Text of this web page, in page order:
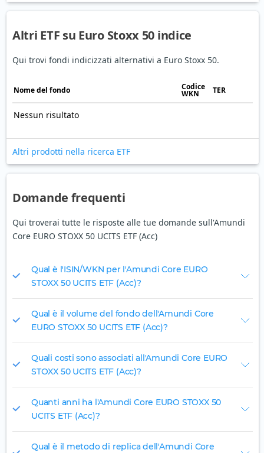
Altri ETF su Euro Stoxx 50 indice
Qui trovi fondi indicizzati alternativi a Euro Stoxx 50.
Nome del fondo Codice
WKN TER
Nessun risultato
Altri prodotti nella ricerca ETF
Domande frequenti
Qui troverai tutte le risposte alle tue domande sull'Amundi
Core EURO STOXX 50 UCITS ETF (Acc)
Qual è l'ISIN/WKN per l'Amundi Core EURO
STOXX 50 UCITS ETF (Acc)?
Qual è il volume del fondo dell'Amundi Core
EURO STOXX 50 UCITS ETF (Acc)?
Quali costi sono associati all'Amundi Core EURO
STOXX 50 UCITS ETF (Acc)?
Quanti anni ha l'Amundi Core EURO STOXX 50
UCITS ETF (Acc)?
Qual è il metodo di replica dell'Amundi Core